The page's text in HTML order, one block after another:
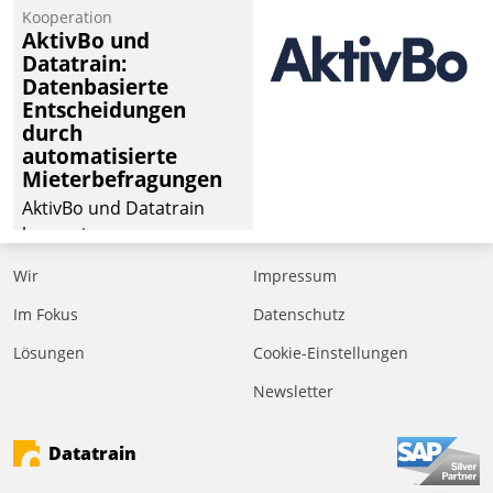
operativen
Instandhaltung in die
SAP-Systemlandschaft
deutscher
Wohnungsunternehmen
– und beschleunigt damit
den Weg vom
Mieteranliegen zum
Dienstleisterauftrag.
Kooperation
AktivBo und
Datatrain:
Datenbasierte
Entscheidungen
durch
automatisierte
Mieterbefragungen
AktivBo und Datatrain
kooperieren –
profitieren: Die nahtlose
Integration der Lösungen
Datatrain ermöglicht
Mieterbefragungen – eine
starke Grundlage für
Wir
Im Fokus
Lösungen
Impressum
Datenschutz
Cookie-Einstellungen
Newsletter
Datatrain